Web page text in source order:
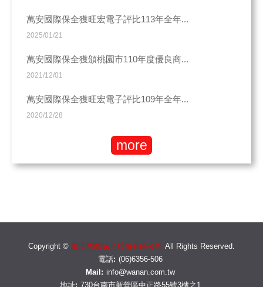
萬安國際保全獲旺宏電子評比113年全年...
2025/01/21
萬安國際保全獲頒桃園市110年度優良商...
2021/12/01
萬安國際保全獲旺宏電子評比109年全年...
2020/12/28
more
Copyright © 萬安國際保全股份有限公司 All Rights Reserved.
電話: (06)6356-506
Mail: info@wanan.com.tw
地址: 730台南市新營區中正路55號3樓之1